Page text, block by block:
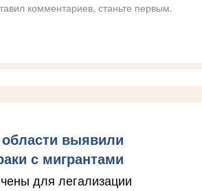
комментариев, станьте первым.
выявили
с мигрантами
для легализации